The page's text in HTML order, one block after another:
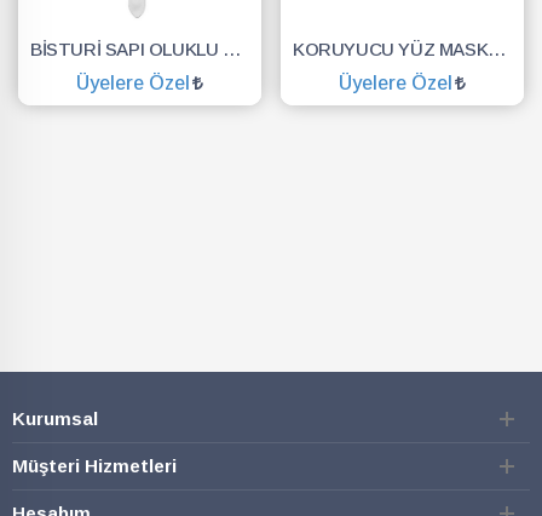
BİSTURİ SAPI OLUKLU NO.3
Üyelere Özel
KORUYUCU YÜZ MASKESİ SİPERLİK.YÜZ KALKANI.DENTAL MASKE
Üyelere Özel
Kurumsal
Müşteri Hizmetleri